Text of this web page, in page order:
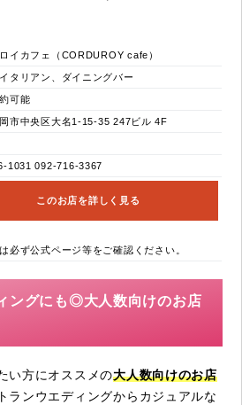
イカフェ（CORDUROY cafe）
タリアン、ダイニングバー
可能
市中央区大名1-15-35 247ビル 4F
1031 092-716-3367
このお店を詳しく見る
必ず公式ページ等をご確認ください。
ングにも◎大人数向けのお店
い方にオススメの大人数向けのお店
ランウエディングからカジュアルな